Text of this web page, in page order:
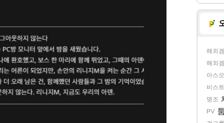
해외겜
해외겜
아스
비스트
명조
PV